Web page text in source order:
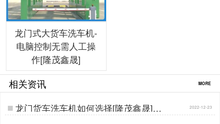
龙门式大货车洗车机-
电脑控制无需人工操
作[隆茂鑫晟]
相关资讯 MORE
龙门货车洗车机如何选择[隆茂鑫晟]… 2022-12-23